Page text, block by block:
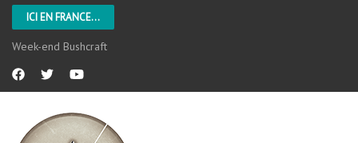
ICI EN FRANCE...
L’Aveyron